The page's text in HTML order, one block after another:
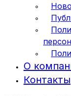
О
Контакты